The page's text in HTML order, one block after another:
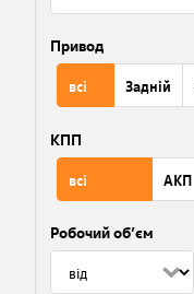
Привод
всі Задній
КПП
всі АКП
Робочий об’єм